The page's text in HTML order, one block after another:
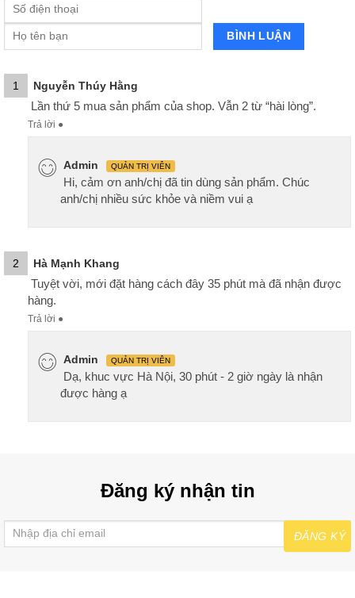
1 Nguyễn Thúy Hằng
Lần thứ 5 mua sản phẩm của shop. Vẫn 2 từ “hài lòng”.
Trả lời ●
Admin QUẢN TRỊ VIÊN
Hi, cảm ơn anh/chị đã tin dùng sản phẩm. Chúc
anh/chị nhiều sức khỏe và niềm vui ạ
2 Hà Mạnh Khang
Tuyệt vời, mới đặt hàng cách đây 35 phút mà đã nhận được
hàng.
Trả lời ●
Admin QUẢN TRỊ VIÊN
Dạ, khuc vực Hà Nội, 30 phút - 2 giờ ngày là nhận
được hàng ạ
Đăng ký nhận tin
ĐĂNG KÝ